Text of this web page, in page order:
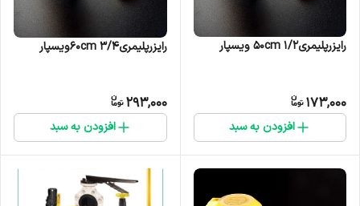
رایزرپلیمری۱/۲ ۵۰cm ویسپار
173,000
افزودن به سبد
رایزرپلیمری۳/۴ ۶۰cmویسپار
293,000
افزودن به سبد